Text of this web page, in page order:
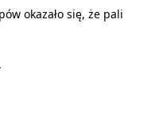
okazało się, że pali